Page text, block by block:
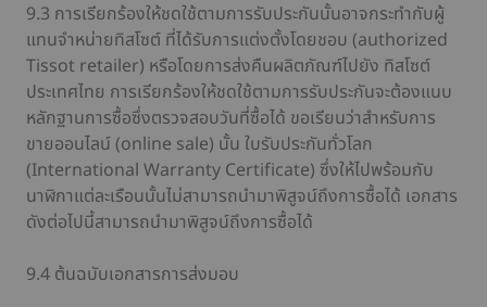
9.3 การเรียกร้องให้ชดใช้ตามการรับประกันนั้นอาจกระทำกับผู้
แทนจำหน่ายทิสโซต์ ที่ได้รับการแต่งตั้งโดยชอบ (authorized
Tissot retailer) หรือโดยการส่งคืนผลิตภัณฑ์ไปยัง ทิสโซต์
ประเทศไทย การเรียกร้องให้ชดใช้ตามการรับประกันจะต้องแนบ
หลักฐานการซื้อซึ่งตรวจสอบวันที่ซื้อได้ ขอเรียนว่าสำหรับการ
ขายออนไลน์ (online sale) นั้น ใบรับประกันทั่วโลก
(International Warranty Certificate) ซึ่งให้ไปพร้อมกับ
นาฬิกาแต่ละเรือนนั้นไม่สามารถนำมาพิสูจน์ถึงการซื้อได้ เอกสาร
ดังต่อไปนี้สามารถนำมาพิสูจน์ถึงการซื้อได้
9.4 ต้นฉบับเอกสารการส่งมอบ